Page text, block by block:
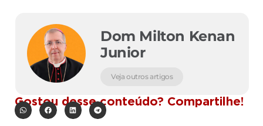
Dom Milton Kenan
Junior
Veja outros artigos
Gostou desse conteúdo? Compartilhe!